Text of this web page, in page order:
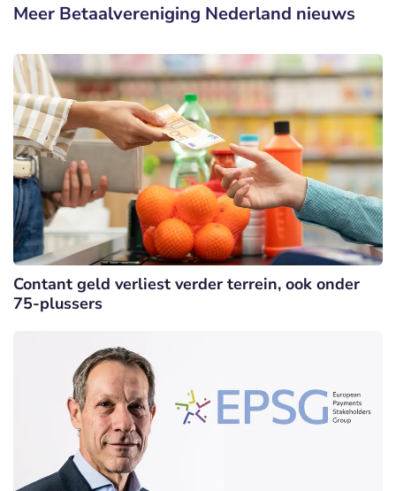
Meer Betaalvereniging Nederland nieuws
Contant geld verliest verder terrein, ook onder
75-plussers